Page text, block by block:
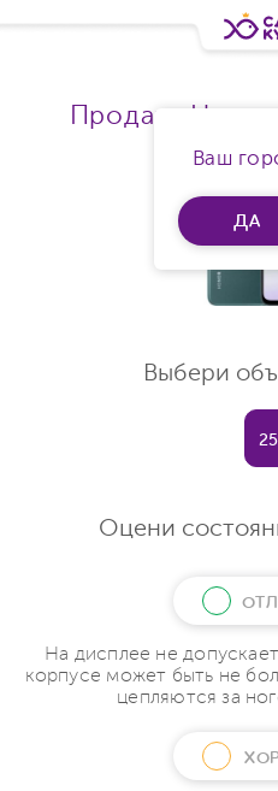
Ваш
ДА
Продать Honor
Выбери
Оцени
На дисплее не
корпусе может быть не
цепляются за